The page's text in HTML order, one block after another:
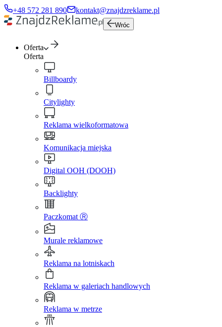
+48 572 281 890 kontakt@znajdzreklame.pl
Wróc
Oferta
Oferta
Billboardy
Citylighty
Reklama wielkoformatowa
Komunikacja miejska
Digital OOH (DOOH)
Backlighty
Paczkomat Ⓡ
Murale reklamowe
Reklama na lotniskach
Reklama w galeriach handlowych
Reklama w metrze